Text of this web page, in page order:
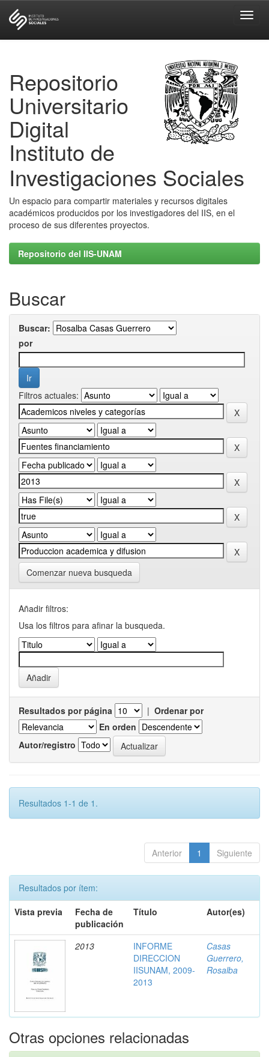
Repositorio
Universitario
Digital
Instituto de
Investigaciones Sociales
Un espacio para compartir materiales y recursos digitales
académicos producidos por los investigadores del IIS, en el
proceso de sus diferentes proyectos.
Repositorio del IIS-UNAM
Buscar
Buscar:
por
Filtros actuales:
Comenzar nueva busqueda
Añadir filtros:
Usa los filtros para afinar la busqueda.
Resultados por página | Ordenar por
En orden
Autor/registro
Resultados 1-1 de 1.
Anterior 1 Siguiente
Resultados por ítem:
Vista previa
Fecha de
publicación
Título Autor(es)
2013
INFORME
DIRECCION
IISUNAM, 2009-
2013
Casas
Guerrero,
Rosalba
Otras opciones relacionadas